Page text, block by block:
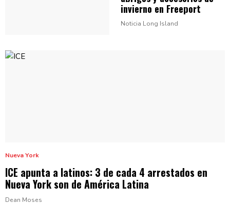
invierno en Freeport
Noticia Long Island
Nueva York
ICE apunta a latinos: 3 de cada 4 arrestados en
Nueva York son de América Latina
Dean Moses